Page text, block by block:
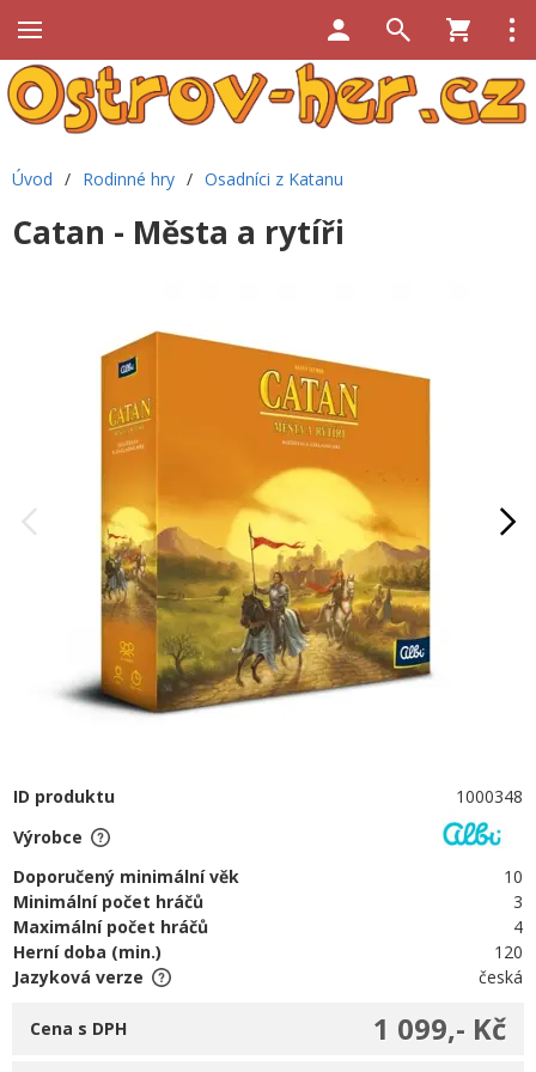
Úvod / Rodinné hry / Osadníci z Katanu
Catan - Města a rytíři
ID produktu
1000348
Výrobce
Doporučený minimální věk
10
Minimální počet hráčů
3
Maximální počet hráčů
4
Herní doba (min.)
120
Jazyková verze
česká
1 099,- Kč
Cena s DPH